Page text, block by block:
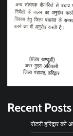
Recent Posts
रोटरी हरिद्वार